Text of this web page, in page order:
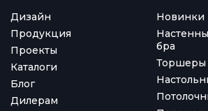
Дизайн
Продукция
Проекты
Каталоги
Блог
Дилерам
Новинки
бра
Торшеры